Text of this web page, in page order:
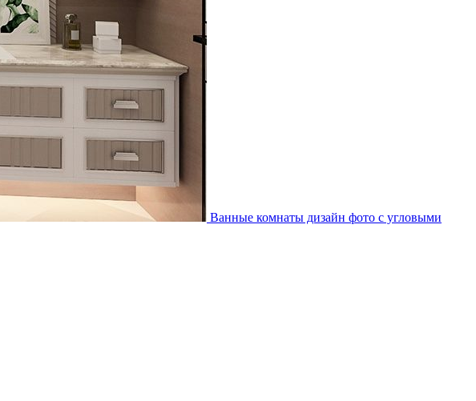
Ванные комнаты дизайн фото с угловыми